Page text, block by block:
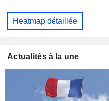
Heatmap détaillée
Actualités à la une